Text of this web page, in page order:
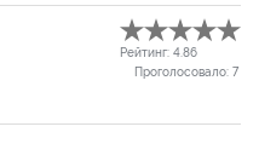
Рейтинг: 4.86
Проголосовало: 7